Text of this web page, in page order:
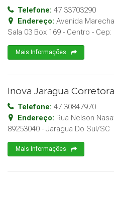
Telefone: 47 33703290
Endereço: Avenida
Sala 03 Box 169 - Centro - Cep:
Mais Informações
Inova Jaragua
Telefone: 47 30847970
Endereço: Rua Nelson
89253040 - Jaragua Do Sul/SC
Mais Informações